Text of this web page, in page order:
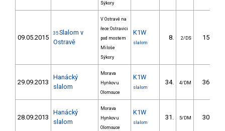
Sýkory
09.05.2015
35 Slalom v
Ostravě
V Ostravě na
řece Ostravici
pod mostem
Miloše
Sýkory
K1W
slalom
8. 2/DS 15.80
29.09.2013
Hanácký
slalom
Morava
Hynkov u
Olomouce
K1W
slalom
34. 4/DM 36.30
28.09.2013
Hanácký
slalom
Morava
Hynkov u
Olomouce
K1W
slalom
31. 5/DM 30.60